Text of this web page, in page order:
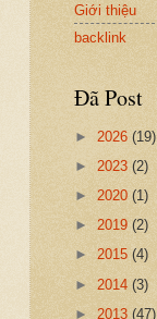
Giới thiệu
backlink
Đã Post
► 2026 (19)
► 2023 (2)
► 2020 (1)
► 2019 (2)
► 2015 (4)
► 2014 (3)
► 2013 (47)